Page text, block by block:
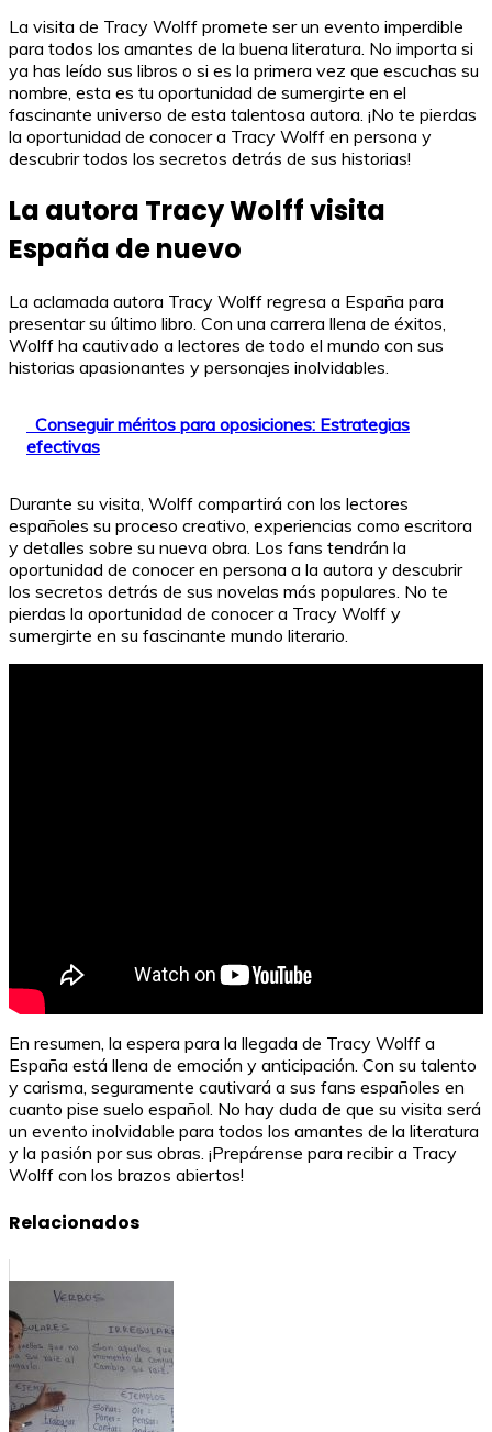
La visita de Tracy Wolff promete ser un evento imperdible
para todos los amantes de la buena literatura. No importa si
ya has leído sus libros o si es la primera vez que escuchas su
nombre, esta es tu oportunidad de sumergirte en el
fascinante universo de esta talentosa autora. ¡No te pierdas
la oportunidad de conocer a Tracy Wolff en persona y
descubrir todos los secretos detrás de sus historias!
La autora Tracy Wolff visita
España de nuevo
La aclamada autora Tracy Wolff regresa a España para
presentar su último libro. Con una carrera llena de éxitos,
Wolff ha cautivado a lectores de todo el mundo con sus
historias apasionantes y personajes inolvidables.
Conseguir méritos para oposiciones: Estrategias
efectivas
Durante su visita, Wolff compartirá con los lectores
españoles su proceso creativo, experiencias como escritora
y detalles sobre su nueva obra. Los fans tendrán la
oportunidad de conocer en persona a la autora y descubrir
los secretos detrás de sus novelas más populares. No te
pierdas la oportunidad de conocer a Tracy Wolff y
sumergirte en su fascinante mundo literario.
En resumen, la espera para la llegada de Tracy Wolff a
España está llena de emoción y anticipación. Con su talento
y carisma, seguramente cautivará a sus fans españoles en
cuanto pise suelo español. No hay duda de que su visita será
un evento inolvidable para todos los amantes de la literatura
y la pasión por sus obras. ¡Prepárense para recibir a Tracy
Wolff con los brazos abiertos!
Relacionados